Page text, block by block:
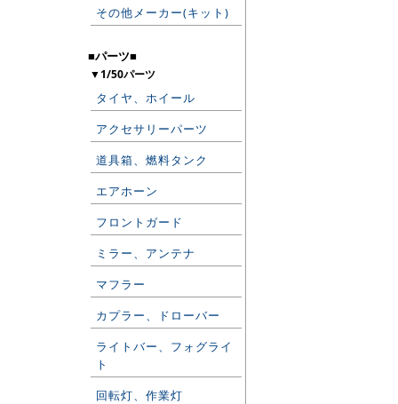
その他メーカー(キット)
■パーツ■
▼1/50パーツ
タイヤ、ホイール
アクセサリーパーツ
道具箱、燃料タンク
エアホーン
フロントガード
ミラー、アンテナ
マフラー
カプラー、ドローバー
ライトバー、フォグライ
ト
回転灯、作業灯